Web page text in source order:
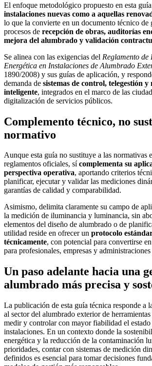
El enfoque metodológico propuesto en esta
instalaciones nuevas como a aquellas
lo que la convierte en un documento técnico de
procesos de recepción de obras, auditorías
mejora del alumbrado y validación
Se alinea con las exigencias del Reglamento de
Energética en Instalaciones de Alumbrado
1890/2008) y sus guías de aplicación, y
demanda de sistemas de control, telegestión
inteligente, integrados en el marco de las
digitalización de servicios públicos.
Complemento técnico, no
normativo
Aunque esta guía no sustituye a las normativas
reglamentos oficiales, sí complementa su
perspectiva operativa, aportando criterios
planificar, ejecutar y validar las mediciones
garantías de calidad y comparabilidad.
Asimismo, delimita claramente su campo de
la medición de iluminancia y luminancia, sin
elementos del diseño de alumbrado o de
utilidad reside en ofrecer un protocolo
técnicamente, con potencial para convertirse
para profesionales, empresas y
Un paso adelante hacia una
alumbrado más precisa y
La publicación de esta guía técnica responde a
al sector del alumbrado exterior de herramientas
medir y controlar con mayor fiabilidad el estado
instalaciones. En un contexto donde la
energética y la reducción de la contaminación
prioridades, contar con sistemas de medición
definidos es esencial para tomar decisiones